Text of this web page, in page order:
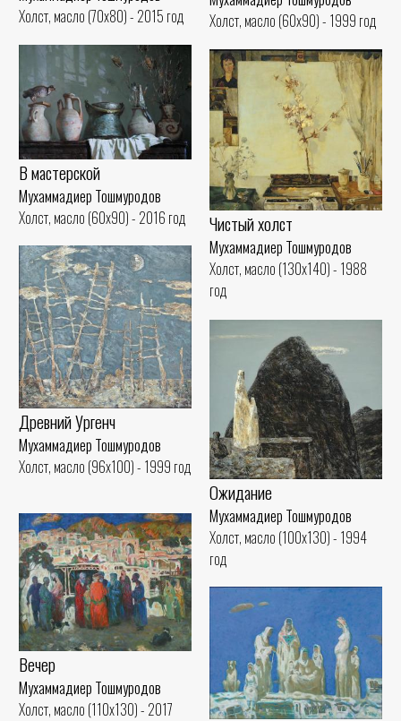
Холст, масло (70x80) - 2015 год
Холст, масло (60x90) - 1999 год
В мастерской
Мухаммадиер Тошмуродов
Холст, масло (60x90) - 2016 год
Чистый холст
Мухаммадиер Тошмуродов
Холст, масло (130x140) - 1988
год
Древний Ургенч
Мухаммадиер Тошмуродов
Холст, масло (96x100) - 1999 год
Ожидание
Мухаммадиер Тошмуродов
Холст, масло (100x130) - 1994
год
Вечер
Мухаммадиер Тошмуродов
Холст, масло (110x130) - 2017